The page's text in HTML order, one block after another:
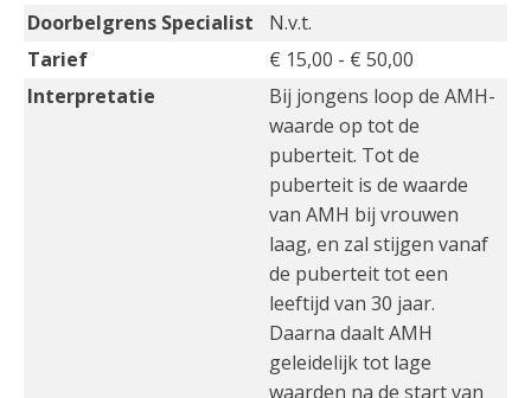
Doorbelgrens Specialist
N.v.t.
Tarief
€ 15,00 - € 50,00
Interpretatie
Bij jongens loop de AMH-
waarde op tot de
puberteit. Tot de
puberteit is de waarde
van AMH bij vrouwen
laag, en zal stijgen vanaf
de puberteit tot een
leeftijd van 30 jaar.
Daarna daalt AMH
geleidelijk tot lage
waarden na de start van